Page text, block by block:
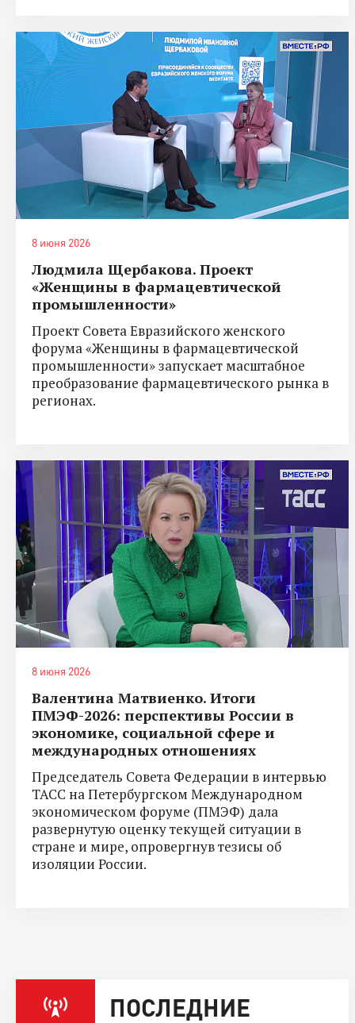
8 июня 2026
Людмила Щербакова. Проект
«Женщины в фармацевтической
промышленности»
Проект Совета Евразийского женского
форума «Женщины в фармацевтической
промышленности» запускает масштабное
преобразование фармацевтического рынка в
регионах.
8 июня 2026
Валентина Матвиенко. Итоги
ПМЭФ-2026: перспективы России в
экономике, социальной сфере и
международных отношениях
Председатель Совета Федерации в интервью
ТАСС на Петербургском Международном
экономическом форуме (ПМЭФ) дала
развернутую оценку текущей ситуации в
стране и мире, опровергнув тезисы об
изоляции России.
ПОСЛЕДНИЕ